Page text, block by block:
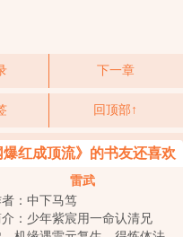
下一章
回顶部↑
红成顶流》的书友还喜欢
雷武
：中下马笃
：少年紫宸用一命认清兄